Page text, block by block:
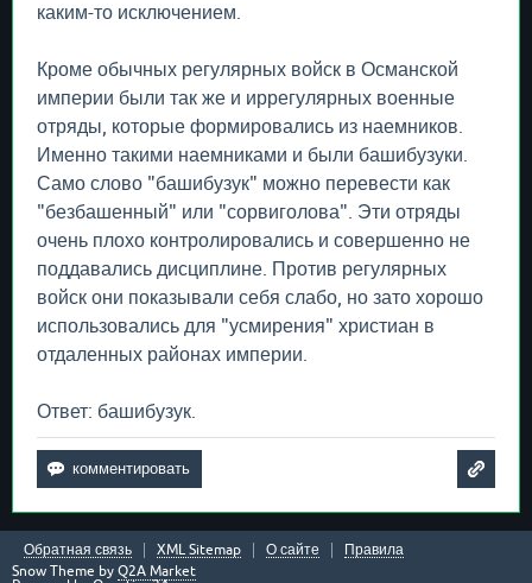
каким-то исключением.
Кроме обычных регулярных войск в Османской
империи были так же и иррегулярных военные
отряды, которые формировались из наемников.
Именно такими наемниками и были башибузуки.
Само слово "башибузук" можно перевести как
"безбашенный" или "сорвиголова". Эти отряды
очень плохо контролировались и совершенно не
поддавались дисциплине. Против регулярных
войск они показывали себя слабо, но зато хорошо
использовались для "усмирения" христиан в
отдаленных районах империи.
Ответ: башибузук.
Обратная связь XML Sitemap О сайте
Правила
Snow Theme by Q2A Market